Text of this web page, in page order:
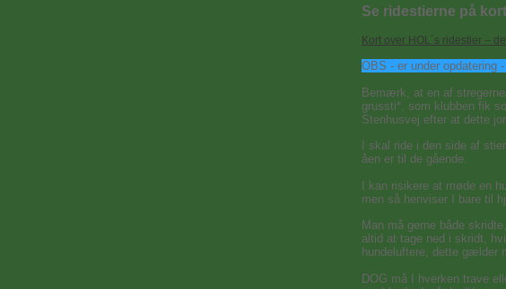
Se ridestierne på
Kort over HOL´s ridestier –
OBS - er under opdatering
Bemærk, at en af
grussti*, som klubben fik
Stenhusvej efter at dette
I skal ride i den side af
åen er til de gående.
I kan risikere at møde en
men så henviser I bare til
Man må gerne både
altid at tage ned i skridt,
hundeluftere, dette gælder
DOG må I hverken trave